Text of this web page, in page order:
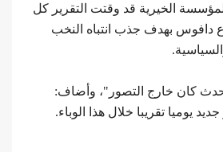
الخيرية قد وقتت التقرير كل
دافوس بهدف جذب انتباه النخب
كان خارج التصور"، وأضاف:
يوميا تقريبا خلال هذا الوباء.